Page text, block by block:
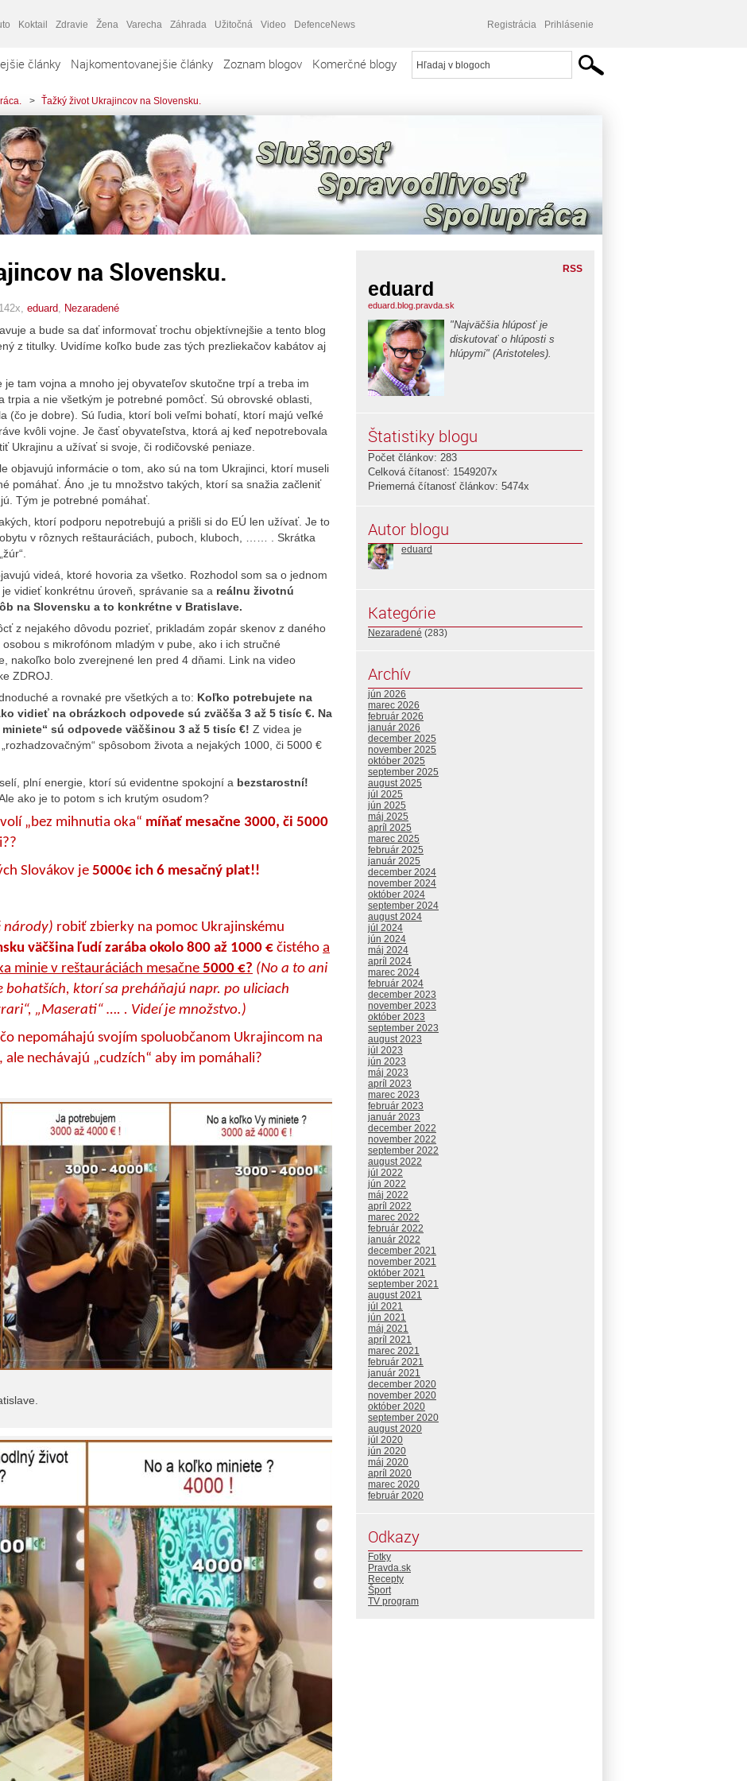
Koktail Zdravie Žena Varecha Záhrada Užitočná Video DefenceNews Registrácia Prihlásenie
články Najkomentovanejšie články Zoznam blogov Komerčné blogy
> Ťažký život Ukrajincov na Slovensku.
na Slovensku.
eduard Nezaradené
a bude sa dať informovať trochu objektívnejšie a tento blog
z titulky. Uvidíme koľko bude zas tých prezliekačov kabátov aj
je tam vojna a mnoho jej obyvateľov skutočne trpí a treba im
trpia a nie všetkým je potrebné pomôcť. Sú obrovské oblasti,
(čo je dobre). Sú ľudia, ktorí boli veľmi bohatí, ktorí majú veľké
kvôli vojne. Je časť obyvateľstva, ktorá aj keď nepotrebovala
Ukrajinu a užívať si svoje, či rodičovské peniaze.
objavujú informácie o tom, ako sú na tom Ukrajinci, ktorí museli
pomáhať. Áno ,je tu množstvo takých, ktorí sa snažia začleniť
Tým je potrebné pomáhať.
ktorí podporu nepotrebujú a prišli si do EÚ len užívať. Je to
v rôznych reštauráciách, puboch, kluboch, …… . Skrátka
videá, ktoré hovoria za všetko. Rozhodol som sa o jednom
vidieť konkrétnu úroveň, správanie sa a reálnu životnú
na Slovensku a to konkrétne v Bratislave.
z nejakého dôvodu pozrieť, prikladám zopár skenov z daného
s mikrofónom mladým v pube, ako i ich stručné
nakoľko bolo zverejnené len pred 4 dňami. Link na video
ZDROJ.
a rovnaké pre všetkých a to: Koľko potrebujete na
vidieť na obrázkoch odpovede sú zväčša 3 až 5 tisíc €. Na
sú odpovede väčšinou 3 až 5 tisíc €! Z videa je
spôsobom života a nejakých 1000, či 5000 €
plní energie, ktorí sú evidentne spokojní a bezstarostní!
ako je to potom s ich krutým osudom?
„bez mihnutia oka“ míňať mesačne 3000, či 5000
Slovákov je 5000€ ich 6 mesačný plat!!
národy) robiť zbierky na pomoc Ukrajinskému
väčšina ľudí zarába okolo 800 až 1000 € čistého a
minie v reštauráciách mesačne 5000 €? (No a to ani
ktorí sa preháňajú napr. po uliciach
„Maserati“ …. . Videí je množstvo.)
nepomáhajú svojím spoluobčanom Ukrajincom na
nechávajú „cudzích“ aby im pomáhali?
RSS
eduard
eduard.blog.pravda.sk
"Najväčšia hlúposť je
diskutovať o hlúposti s
hlúpymi" (Aristoteles).
Štatistiky blogu
Počet článkov: 283
Celková čítanosť: 1549207x
Priemerná čítanosť článkov: 5474x
Autor blogu
eduard
Kategórie
Nezaradené (283)
Archív
jún 2026
marec 2026
február 2026
január 2026
december 2025
november 2025
október 2025
september 2025
august 2025
júl 2025
jún 2025
máj 2025
apríl 2025
marec 2025
február 2025
január 2025
december 2024
november 2024
október 2024
september 2024
august 2024
júl 2024
jún 2024
máj 2024
apríl 2024
marec 2024
február 2024
december 2023
november 2023
október 2023
september 2023
august 2023
júl 2023
jún 2023
máj 2023
apríl 2023
marec 2023
február 2023
január 2023
december 2022
november 2022
september 2022
august 2022
júl 2022
jún 2022
máj 2022
apríl 2022
marec 2022
február 2022
január 2022
december 2021
november 2021
október 2021
september 2021
august 2021
júl 2021
jún 2021
máj 2021
apríl 2021
marec 2021
február 2021
január 2021
december 2020
november 2020
október 2020
september 2020
august 2020
júl 2020
jún 2020
máj 2020
apríl 2020
marec 2020
február 2020
Odkazy
Fotky
Pravda.sk
Recepty
Šport
TV program